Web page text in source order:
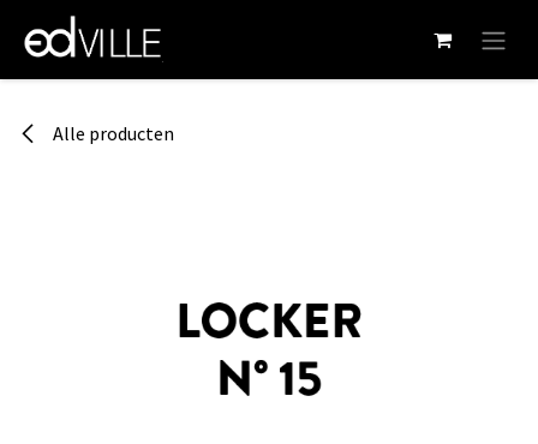
Overslaan naar inhoud
Alle producten